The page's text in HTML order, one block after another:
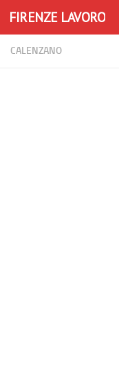
Skip to content
FIRENZE LAVORO
CALENZANO